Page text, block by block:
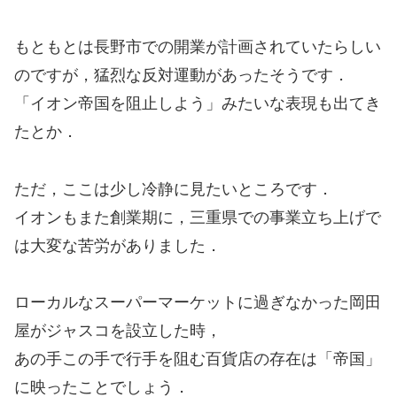
もともとは長野市での開業が計画されていたらしい
のですが，猛烈な反対運動があったそうです．
「イオン帝国を阻止しよう」みたいな表現も出てき
たとか．
ただ，ここは少し冷静に見たいところです．
イオンもまた創業期に，三重県での事業立ち上げで
は大変な苦労がありました．
ローカルなスーパーマーケットに過ぎなかった岡田
屋がジャスコを設立した時，
あの手この手で行手を阻む百貨店の存在は「帝国」
に映ったことでしょう．